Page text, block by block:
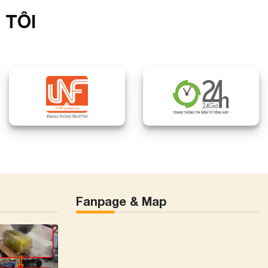
TÔI
Fanpage & Map